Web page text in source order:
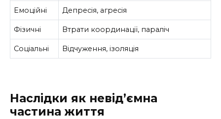
Емоційні Депресія, агресія
Фізичні Втрати координації, параліч
Соціальні Відчуження, ізоляція
Наслідки як невід’ємна
частина життя